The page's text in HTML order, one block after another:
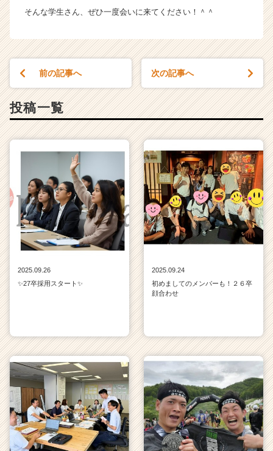
（C
e
a
e
r）
そんな学生さん、ぜひ一度会いに来てください！＾＾
前の記事へ 次の記事へ
投稿一覧
2025.09.26
✨27卒採用スタート✨
2025.09.24
初めましてのメンバーも！２６卒
顔合わせ